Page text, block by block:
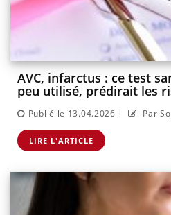
AVC, infarctus : ce test
peu utilisé, prédirait les
Publié le 13.04.2026 | Par
LIRE L'ARTICLE